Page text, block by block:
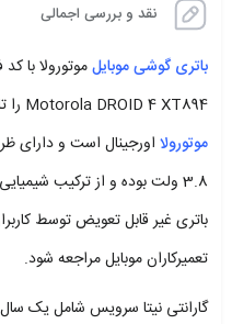
نقد و بررسی اجمالی
باتری گوشی موبایل
Motorola DROID 4 XT894 را تامین می‌نماید. این
موتورولا
3.8 ولت بوده و از ترکیب
باتری غیر قابل تعویض توسط
تعمیرکاران موبایل مراجعه شود.
گارانتی نیتا سرویس شامل یک